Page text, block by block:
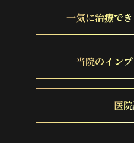
一気に治療で
当院のイン
医